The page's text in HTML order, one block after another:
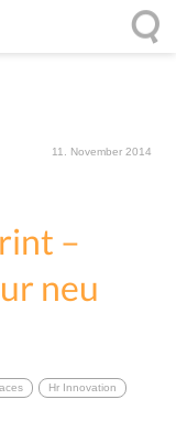
11. November 2014
–
neu
Hr Innovation